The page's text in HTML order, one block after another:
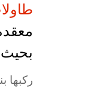
بحيث
ركبها